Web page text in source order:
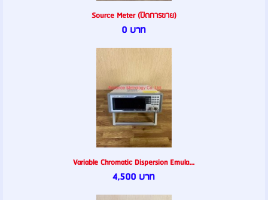
Source Meter (ปิดการขาย)
0 บาท
Variable Chromatic Dispersion Emula...
4,500 บาท